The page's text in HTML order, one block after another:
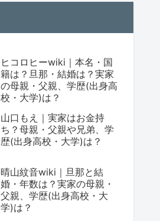
ヒコロヒーwiki｜本名・国
籍は？旦那・結婚は？実家
の母親・父親、学歴(出身高
校・大学)は？
山口もえ｜実家はお金持
ち？母親・父親や兄弟、学
歴(出身高校・大学)は？
晴山紋音wiki｜旦那と結
婚・年数は？実家の母親・
父親、学歴(出身高校・大
学)は？